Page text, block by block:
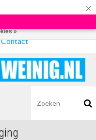
×
Contact
akkoord met het gebruik van
»